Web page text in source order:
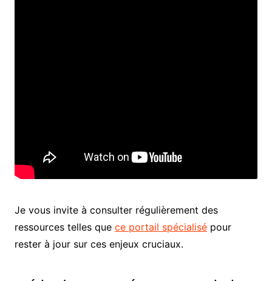
Je vous invite à consulter régulièrement des
ressources telles que ce portail spécialisépour
rester à jour sur ces enjeux cruciaux.